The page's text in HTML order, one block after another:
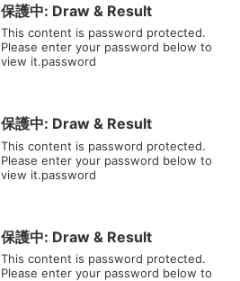
保護中: Draw & Result
This content is password protected.
Please enter your password below to
view it.password
保護中: Draw & Result
This content is password protected.
Please enter your password below to
view it.password
保護中: Draw & Result
This content is password protected.
Please enter your password below to